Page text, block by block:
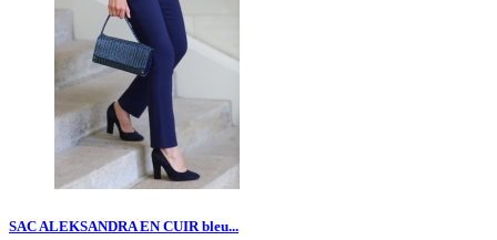
SAC ALEKSANDRA EN CUIR bleu...